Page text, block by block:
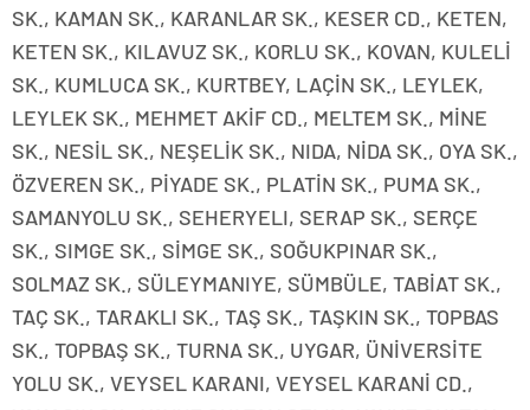
SK., KAMAN SK., KARANLAR SK., KESER CD., KETEN,
KETEN SK., KILAVUZ SK., KORLU SK., KOVAN, KULELİ
SK., KUMLUCA SK., KURTBEY, LAÇİN SK., LEYLEK,
LEYLEK SK., MEHMET AKİF CD., MELTEM SK., MİNE
SK., NESİL SK., NEŞELİK SK., NIDA, NİDA SK., OYA SK.,
ÖZVEREN SK., PİYADE SK., PLATİN SK., PUMA SK.,
SAMANYOLU SK., SEHERYELI, SERAP SK., SERÇE
SK., SIMGE SK., SİMGE SK., SOĞUKPINAR SK.,
SOLMAZ SK., SÜLEYMANIYE, SÜMBÜLE, TABİAT SK.,
TAÇ SK., TARAKLI SK., TAŞ SK., TAŞKIN SK., TOPBAS
SK., TOPBAŞ SK., TURNA SK., UYGAR, ÜNİVERSİTE
YOLU SK., VEYSEL KARANI, VEYSEL KARANİ CD.,